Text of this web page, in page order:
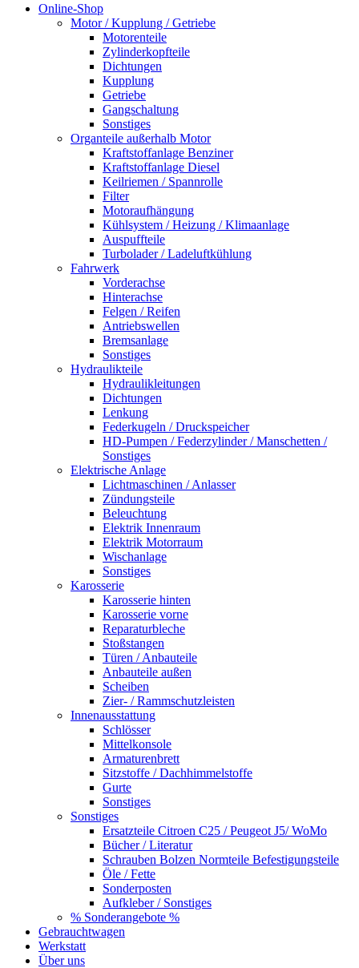
Online-Shop
Motor / Kupplung / Getriebe
Motorenteile
Zylinderkopfteile
Dichtungen
Kupplung
Getriebe
Gangschaltung
Sonstiges
Organteile außerhalb Motor
Kraftstoffanlage Benziner
Kraftstoffanlage Diesel
Keilriemen / Spannrolle
Filter
Motoraufhängung
Kühlsystem / Heizung / Klimaanlage
Auspuffteile
Turbolader / Ladeluftkühlung
Fahrwerk
Vorderachse
Hinterachse
Felgen / Reifen
Antriebswellen
Bremsanlage
Sonstiges
Hydraulikteile
Hydraulikleitungen
Dichtungen
Lenkung
Federkugeln / Druckspeicher
HD-Pumpen / Federzylinder / Manschetten /
Sonstiges
Elektrische Anlage
Lichtmaschinen / Anlasser
Zündungsteile
Beleuchtung
Elektrik Innenraum
Elektrik Motorraum
Wischanlage
Sonstiges
Karosserie
Karosserie hinten
Karosserie vorne
Reparaturbleche
Stoßstangen
Türen / Anbauteile
Anbauteile außen
Scheiben
Zier- / Rammschutzleisten
Innenausstattung
Schlösser
Mittelkonsole
Armaturenbrett
Sitzstoffe / Dachhimmelstoffe
Gurte
Sonstiges
Sonstiges
Ersatzteile Citroen C25 / Peugeot J5/ WoMo
Bücher / Literatur
Schrauben Bolzen Normteile Befestigungsteile
Öle / Fette
Sonderposten
Aufkleber / Sonstiges
% Sonderangebote %
Gebrauchtwagen
Werkstatt
Über uns